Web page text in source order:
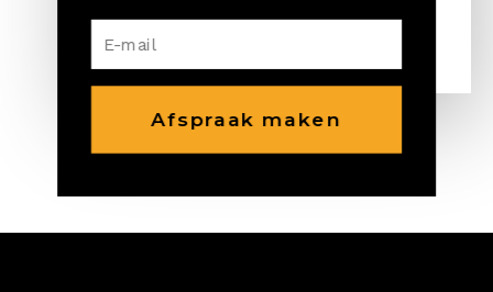
Afspraak maken